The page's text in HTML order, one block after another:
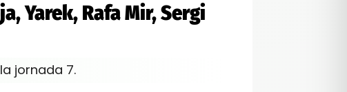
Yarek, Rafa Mir, Sergi
jornada 7.